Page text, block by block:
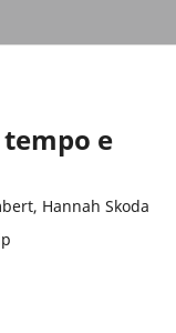
e
Hannah Skoda